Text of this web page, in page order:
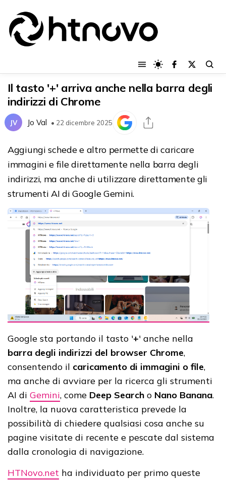
Il tasto '+' arriva anche nella barra degli
indirizzi di Chrome
JV Jo Val • 22 dicembre 2025
Aggiungi schede e altro permette di caricare
immagini e file direttamente nella barra degli
indirizzi, ma anche di utilizzare direttamente gli
strumenti AI di Google Gemini.
Google sta portando il tasto '+' anche nella
barra degli indirizzi del browser Chrome,
consentendo il caricamento di immagini o file,
ma anche di avviare per la ricerca gli strumenti
AI di Gemini, come Deep Search o Nano Banana.
Inoltre, la nuova caratteristica prevede la
possibilità di chiedere qualsiasi cosa anche su
pagine visitate di recente e pescate dal sistema
dalla cronologia di navigazione.
HTNovo.net ha individuato per primo queste